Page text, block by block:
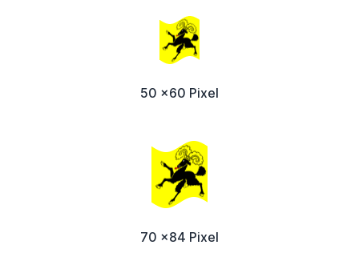
50 x60 Pixel
70 x84 Pixel